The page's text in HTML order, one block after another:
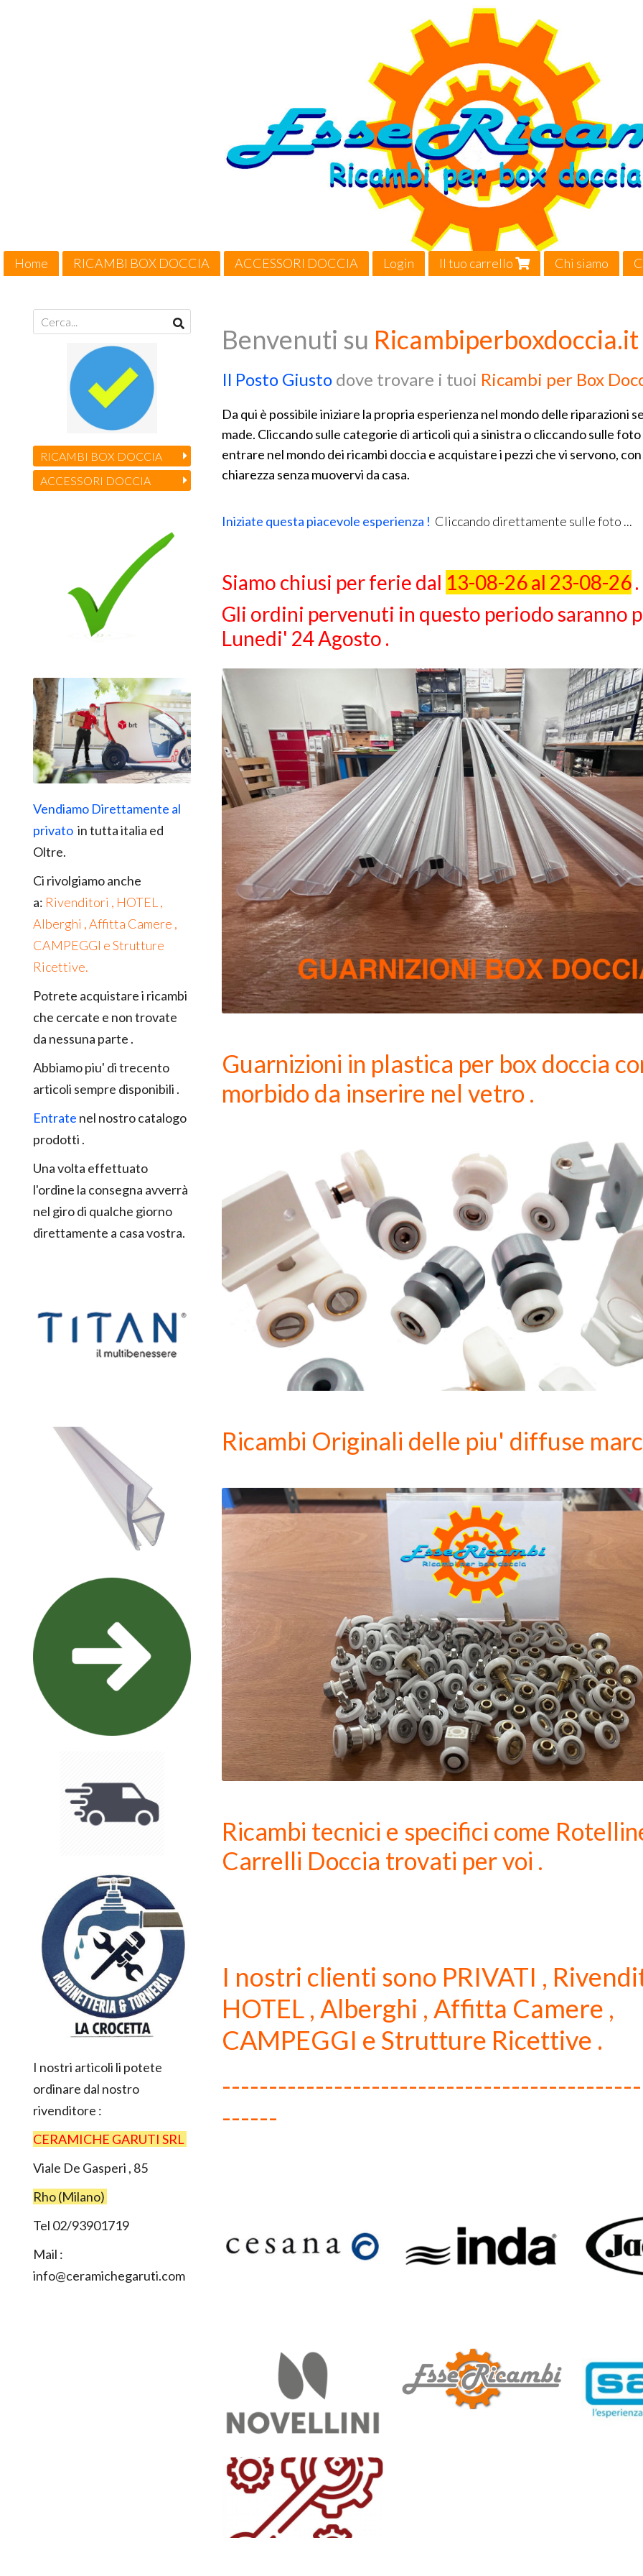
Home RICAMBI BOX DOCCIA ACCESSORI DOCCIA Login Il tuo carrello Chi siamo
Benvenuti su
Il Posto Giusto dove trovare i tuoi Ricambi per Box
Da qui è possibile iniziare la propria esperienza nel mondo delle riparazioni
made. Cliccando sulle categorie di articoli qui a sinistra o cliccando sulle
entrare nel mondo dei ricambi doccia e acquistare i pezzi che vi servono,
chiarezza senza muovervi da casa.
Iniziate questa piacevole esperienza ! Cliccando direttamente sulle foto ...
Siamo chiusi per ferie dal 13-08-26 al 23-08-26.
Gli ordini pervenuti in questo periodo saranno
Lunedi' 24 Agosto .
Guarnizioni in plastica per box doccia
morbido da inserire nel vetro .
Ricambi Originali delle piu' diffuse
Ricambi tecnici e specifici come
Carrelli Doccia trovati per voi .
I nostri clienti sono PRIVATI ,
HOTEL , Alberghi , Affitta Camere ,
CAMPEGGI e Strutture Ricettive .
------
RICAMBI BOX DOCCIA
ACCESSORI DOCCIA
Vendiamo Direttamente al
privato in tutta italia ed
Oltre.
Ci rivolgiamo anche
a: Rivenditori , HOTEL ,
Alberghi , Affitta Camere ,
CAMPEGGI e Strutture
Ricettive.
Potrete acquistare i ricambi
che cercate e non trovate
da nessuna parte .
Abbiamo piu' di trecento
articoli sempre disponibili .
Entrate nel nostro catalogo
prodotti .
Una volta effettuato
l'ordine la consegna avverrà
nel giro di qualche giorno
direttamente a casa vostra.
I nostri articoli li potete
ordinare dal nostro
rivenditore :
CERAMICHE GARUTI SRL
Viale De Gasperi , 85
Rho (Milano)
Tel 02/93901719
Mail :
info@ceramichegaruti.com